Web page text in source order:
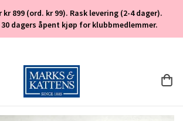
899 (ord. kr 99). Rask levering (2-4 dager).
dagers åpent kjøp for klubbmedlemmer.